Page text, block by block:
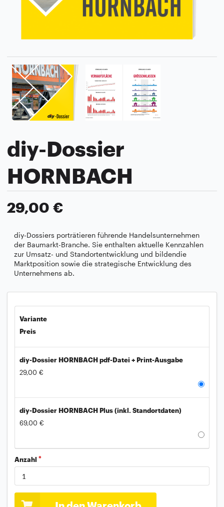
diy-Dossier
HORNBACH
29,00 €
diy-Dossiers porträtieren führende Handelsunternehmen
der Baumarkt-Branche. Sie enthalten aktuelle Kennzahlen
zur Umsatz- und Standortentwicklung und bildendie
Marktposition sowie die strategische Entwicklung des
Unternehmens ab.
Variante
Preis
diy-Dossier HORNBACH pdf-Datei + Print-Ausgabe
29,00 €
diy-Dossier HORNBACH Plus (inkl. Standortdaten)
69,00 €
Anzahl